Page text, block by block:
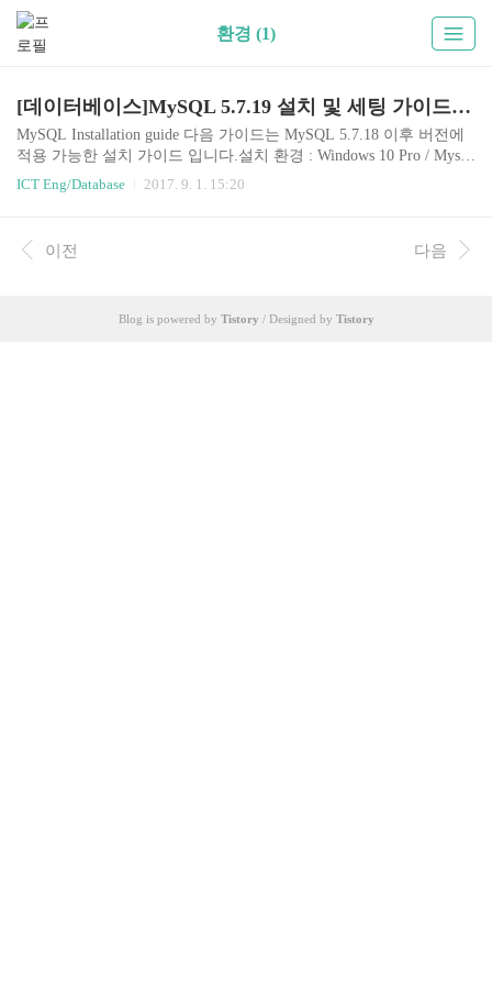
환경 (1)
[데이터베이스]MySQL 5.7.19 설치 및 세팅 가이드(Windows 10)
MySQL Installation guide 다음 가이드는 MySQL 5.7.18 이후 버전에
적용 가능한 설치 가이드 입니다.설치 환경 : Windows 10 Pro / Mysql
-5.7.19 Download Mysql Community Server 다운로드 사이트에 접속
한다. OS와 시스템 종류를 선택하고 ZIP Archive 파일을 다운받는
더명을 mysql로 변경한다. 제어판 -> 시스템 -> 고급 시스템 설정 ->
고급 탭의 "환경 변수(N)"로 진입한다. 시스템 변수(S)에서 Path를
ICT Eng/Database 2017. 9. 1. 15:20
이전 다음
Blog is powered by Tistory / Designed by Tistory